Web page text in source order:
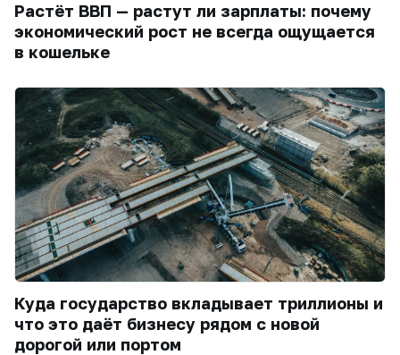
Растёт ВВП — растут ли зарплаты: почему
экономический рост не всегда ощущается
в кошельке
Куда государство вкладывает триллионы и
что это даёт бизнесу рядом с новой
дорогой или портом